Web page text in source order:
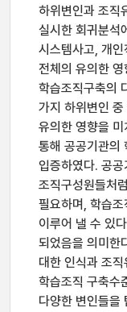
하위변인과 조직
실시한 회귀분석
시스템사고, 개
전체의 유의한
학습조직구축의
가지 하위변인
유의한 영향을
통해 공공기관의
입증하였다. 공공
조직구성원들처
필요하며, 학습
이루어 낼 수 있
되었음을 의미한
대한 인식과 조
학습조직 구축수
다양한 변인들을